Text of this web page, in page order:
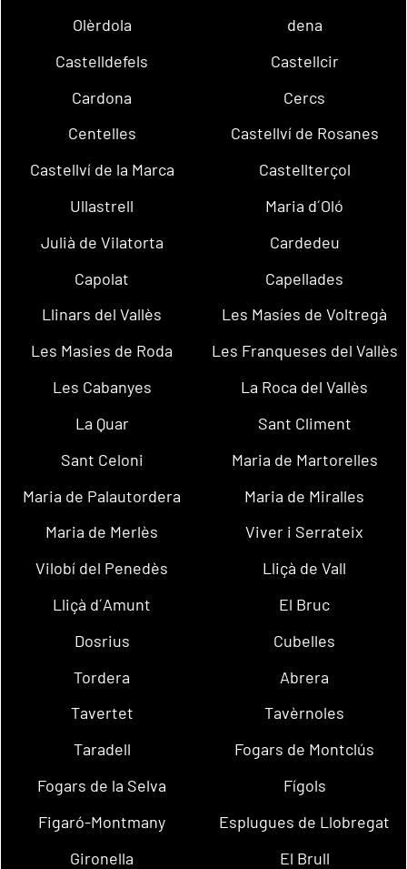
Olèrdola
dena
Castelldefels
Castellcir
Cardona
Cercs
Centelles
Castellví de Rosanes
Castellví de la Marca
Castellterçol
Ullastrell
Maria d´Oló
Julià de Vilatorta
Cardedeu
Capolat
Capellades
Llinars del Vallès
Les Masíes de Voltregà
Les Masies de Roda
Les Franqueses del Vallès
Les Cabanyes
La Roca del Vallès
La Quar
Sant Climent
Sant Celoni
Maria de Martorelles
Maria de Palautordera
Maria de Miralles
Maria de Merlès
Viver i Serrateix
Vilobí del Penedès
Lliçà de Vall
Lliçà d´Amunt
El Bruc
Dosrius
Cubelles
Tordera
Abrera
Tavertet
Tavèrnoles
Taradell
Fogars de Montclús
Fogars de la Selva
Fígols
Figaró-Montmany
Esplugues de Llobregat
Gironella
El Brull